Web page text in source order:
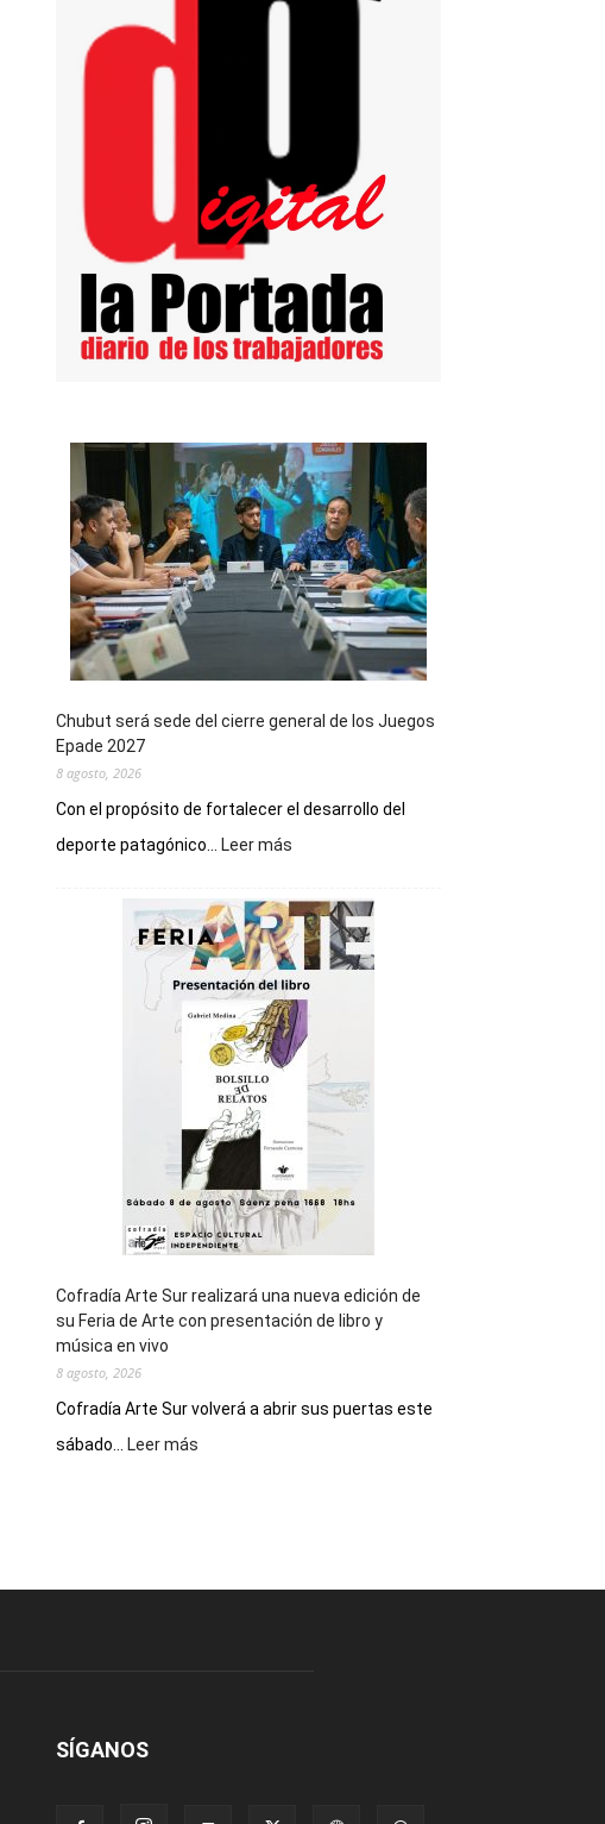
Chubut será sede del cierre general de los Juegos
Epade 2027
8 agosto, 2026
Con el propósito de fortalecer el desarrollo del
deporte patagónico...
Leer más
sede
del
cierre
general
de
los
Juegos
Epade
2027
Cofradía Arte Sur realizará una nueva edición de
su Feria de Arte con presentación de libro y
música en vivo
8 agosto, 2026
Cofradía Arte Sur volverá a abrir sus puertas este
sábado...
Leer más
nueva
SÍGANOS